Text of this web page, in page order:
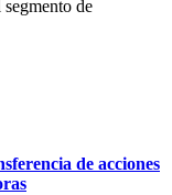
de
de acciones